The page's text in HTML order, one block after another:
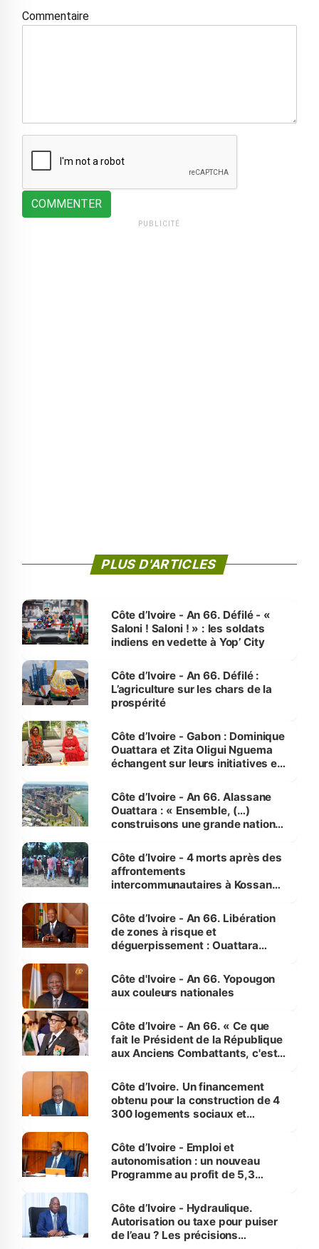
Commentaire
COMMENTER
PUBLICITÉ
PLUS D'ARTICLES
Côte d’Ivoire - An 66. Défilé - «
Saloni ! Saloni ! » : les soldats
indiens en vedette à Yop’ City
Côte d’Ivoire - An 66. Défilé :
L’agriculture sur les chars de la
prospérité
Côte d’Ivoire - Gabon : Dominique
Ouattara et Zita Oligui Nguema
échangent sur leurs initiatives en
enfants
Côte d’Ivoire - An 66. Alassane
Ouattara : « Ensemble, (…)
construisons une grande nation
générations futures »
Côte d’Ivoire - 4 morts après des
affrontements
intercommunautaires à Kossandji
milieu des sinistrés
Côte d’Ivoire - An 66. Libération
de zones à risque et
déguerpissement : Ouattara
l'Etat de droit pour préserver les
vies humaines »
Côte d'Ivoire - An 66. Yopougon
aux couleurs nationales
Côte d’Ivoire - An 66. « Ce que
fait le Président de la République
aux Anciens Combattants, c'est
Côte d’Ivoire. Un financement
obtenu pour la construction de 4
300 logements sociaux et
et Yamoussoukro
Côte d’Ivoire - Emploi et
autonomisation : un nouveau
Programme au profit de 5,3
Côte d’Ivoire - Hydraulique.
Autorisation ou taxe pour puiser
de l’eau ? Les précisions